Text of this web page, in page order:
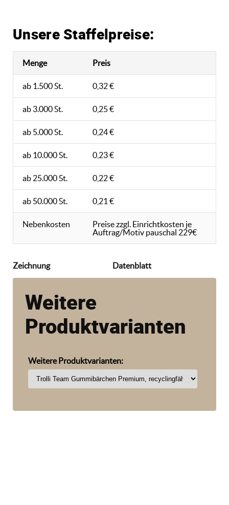
Unsere Staffelpreise:
Menge Preis
ab 1.500 St. 0,32 €
ab 3.000 St. 0,25 €
ab 5.000 St. 0,24 €
ab 10.000 St. 0,23 €
ab 25.000 St. 0,22 €
ab 50.000 St. 0,21 €
Nebenkosten
Preise zzgl. Einrichtkosten je
Auftrag/Motiv pauschal 229€
Zeichnung Datenblatt
Weitere
Produktvarianten
Weitere Produktvarianten: